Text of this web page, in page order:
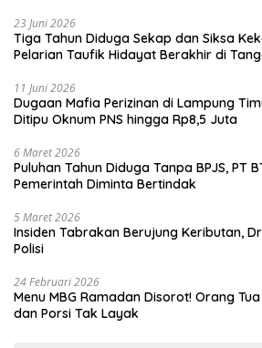
23 Juni 2026
Tiga Tahun Diduga Sekap dan Siksa
Pelarian Taufik Hidayat Berakhir di
11 Juni 2026
Dugaan Mafia Perizinan di Lampung
Ditipu Oknum PNS hingga Rp8,5 Juta
6 Maret 2026
Puluhan Tahun Diduga Tanpa BPJS, PT
Pemerintah Diminta Bertindak
5 Maret 2026
Insiden Tabrakan Berujung Keributan,
Polisi
24 Februari 2026
Menu MBG Ramadan Disorot! Orang
dan Porsi Tak Layak